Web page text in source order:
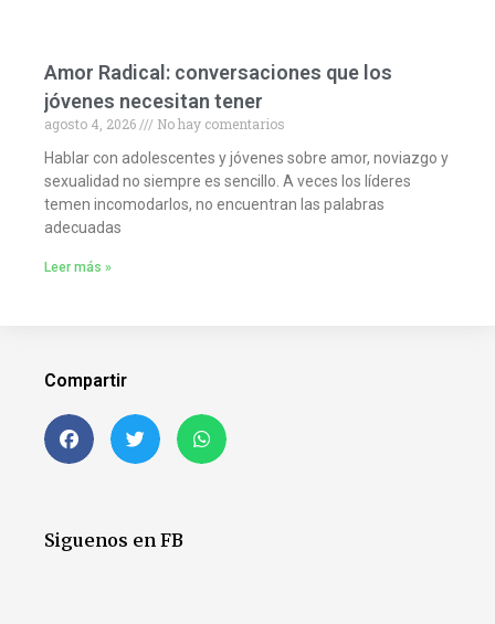
Amor Radical: conversaciones que los
jóvenes necesitan tener
agosto 4, 2026
No hay comentarios
Hablar con adolescentes y jóvenes sobre amor, noviazgo y
sexualidad no siempre es sencillo. A veces los líderes
temen incomodarlos, no encuentran las palabras
adecuadas
Leer más »
Compartir
Siguenos en FB